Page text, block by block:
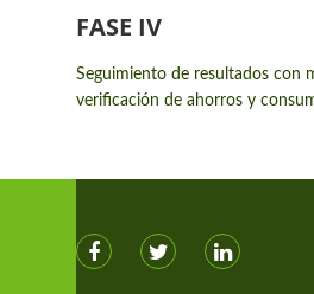
FASE IV
Seguimiento de resultados con
verificación de ahorros y